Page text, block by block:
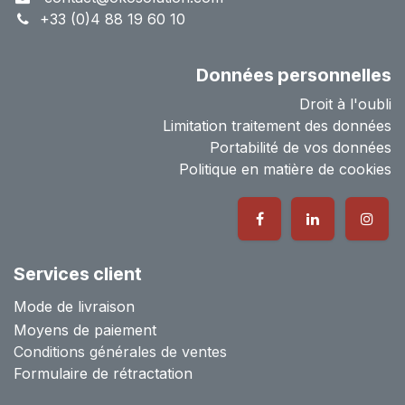
+33 (0)4 88 19 60 10
Données personnelles
Droit à l'oubli
Limitation traitement des données
Portabilité de vos données
Politique en matière de cookies
Services client
Mode de livraison
Moyens de paiement
Conditions générales de ventes
Formulaire de rétractation